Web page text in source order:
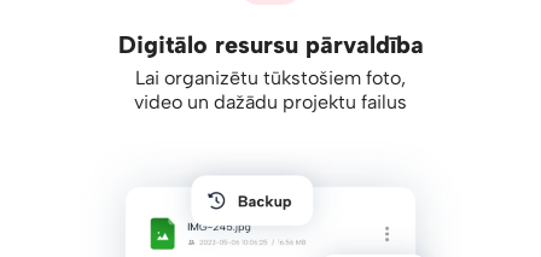
Digitālo resursu pārvaldība
Lai organizētu tūkstošiem foto,
video un dažādu projektu failus